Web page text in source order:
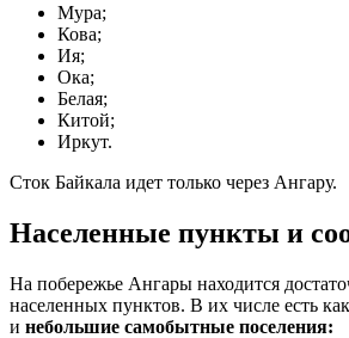
Мура;
Кова;
Ия;
Ока;
Белая;
Китой;
Иркут.
Сток Байкала идет только через Ангару.
Населенные пункты и
На побережье Ангары находится
населенных пунктов. В их числе есть
и небольшие самобытные поселения: